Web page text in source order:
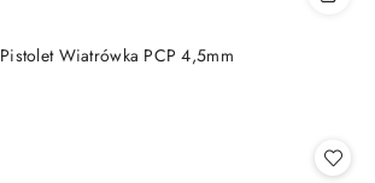
Wiatrówka PCP 4,5mm